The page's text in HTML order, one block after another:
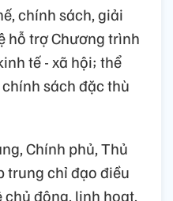
chính sách, giải
hỗ trợ Chương trình
tế - xã hội; thể
sách đặc thù
Chính phủ, Thủ
trung chỉ đạo điều
động, linh hoạt,